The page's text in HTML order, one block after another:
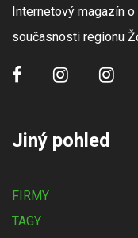
Internetový magazín
současnosti regionu
Jiný pohled
FIRMY
TAGY